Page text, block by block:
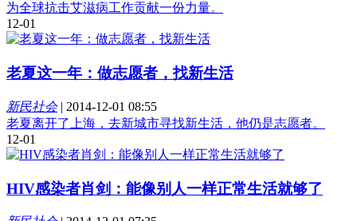
为全球抗击艾滋病工作贡献一份力量。
12-01
老夏这一年：做志愿者，找新生活
新民社会| 2014-12-01 08:55
老夏离开了上海，去新城市寻找新生活，他仍是志愿者。
12-01
HIV感染者肖剑：能像别人一样正常生活就够了